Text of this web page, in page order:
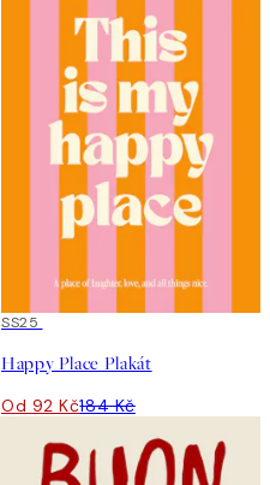
50%*
SS25
Happy Place Plakát
Od 92 Kč184 Kč